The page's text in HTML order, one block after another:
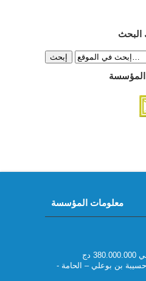
المؤسسة
معلومات المؤسسة
دج
, شارع حسيبة بن بوعلي – الحامة -